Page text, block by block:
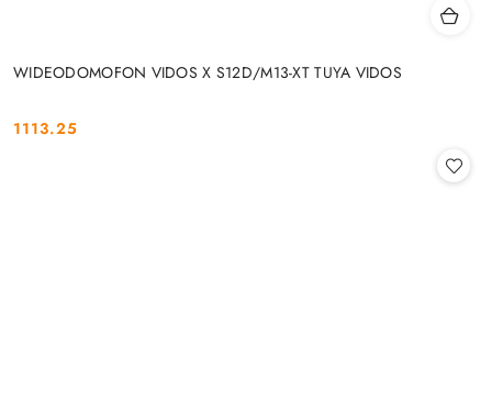
WIDEODOMOFON VIDOS X S12D/M13-XT TUYA VIDOS
Cena:
1113.25